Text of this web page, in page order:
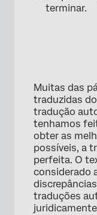
terminar.
Muitas das
traduzidas
tradução
tenhamos
obter as
possíveis, a
perfeita. O
considerado
traduções